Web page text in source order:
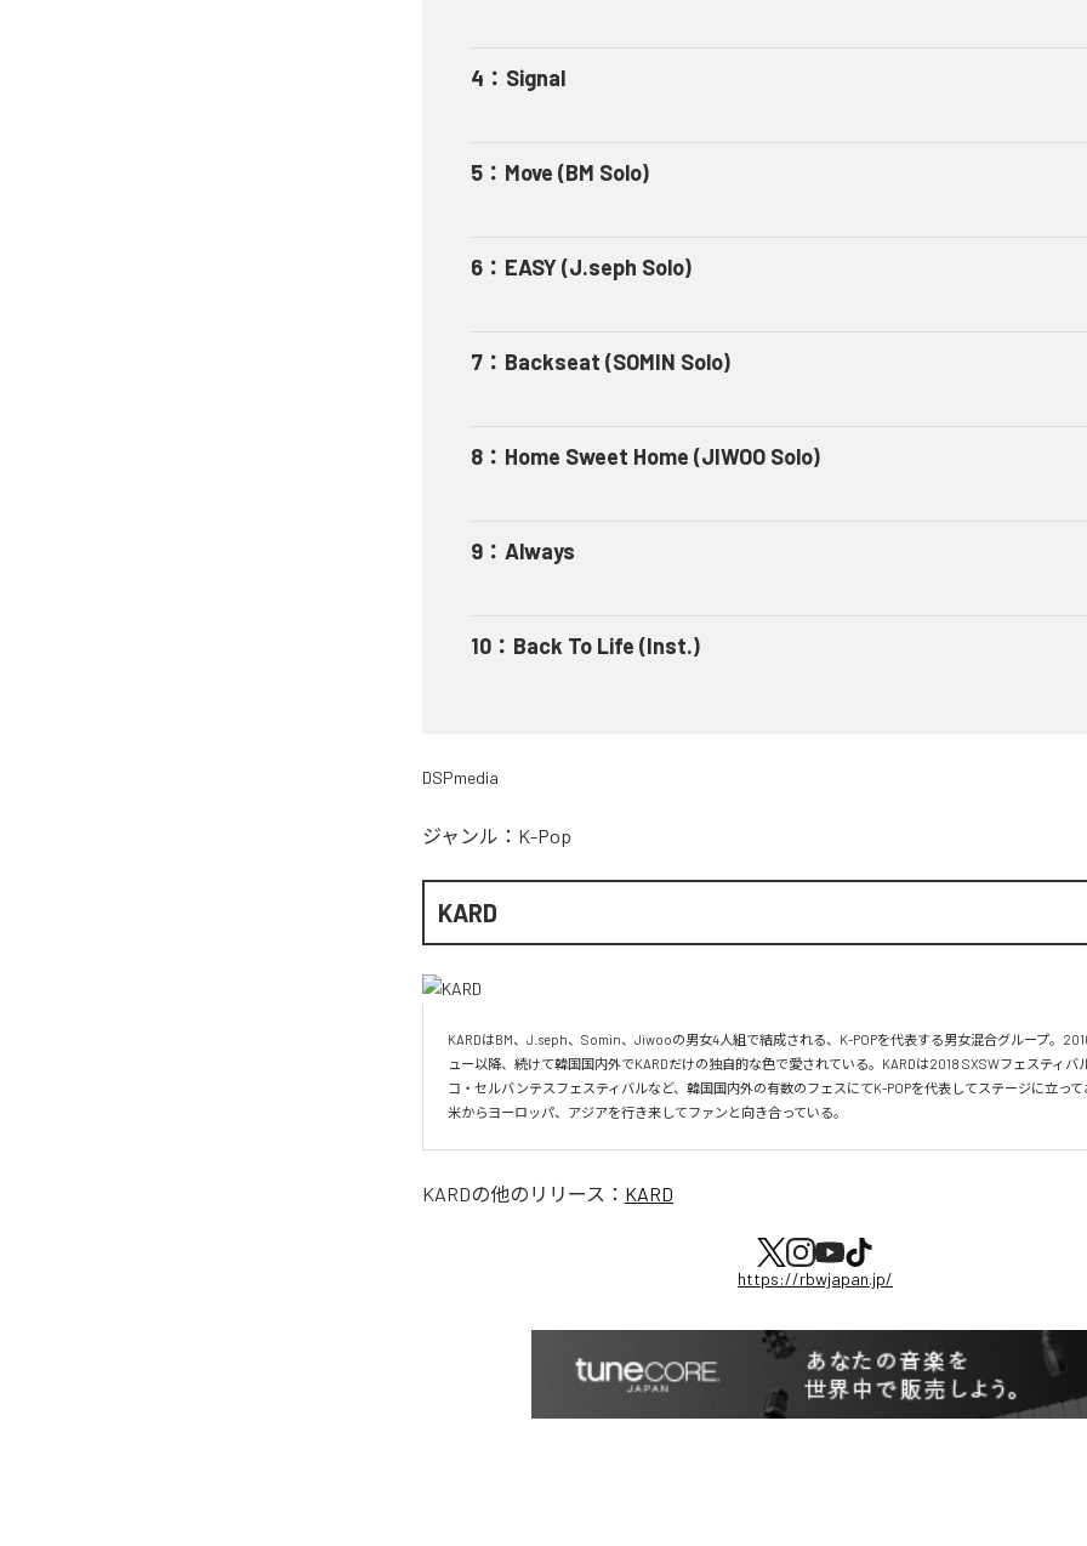
4 ： Signal
5 ： Move (BM Solo)
6 ： EASY (J.seph Solo)
7 ： Backseat (SOMIN Solo)
8 ： Home Sweet Home (JIWOO Solo)
9 ： Always
10 ： Back To Life (Inst.)
DSPmedia
ジャンル： K-Pop
KARD
KARDはBM、J.seph、Somin、Jiwooの男女4人組で結成される、K-POPを代表する男女混合グループ。
ュー以降、続けて韓国国内外でKARDだけの独自的な色で愛されている。KARDは2018 SXSWフェスティバ
コ・セルバンテスフェスティバルなど、韓国国内外の有数のフェスにてK-POPを代表してステージに立っ
米からヨーロッパ、アジアを行き来してファンと向き合っている。
KARDの他のリリース： KARD
https://rbwjapan.jp/